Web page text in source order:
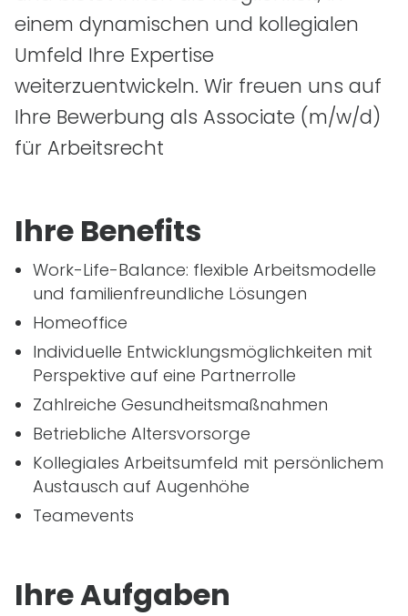
einem dynamischen und kollegialen
Umfeld Ihre Expertise
weiterzuentwickeln. Wir freuen uns auf
Ihre Bewerbung als Associate (m/w/d)
für Arbeitsrecht
Ihre Benefits
Work-Life-Balance: flexible Arbeitsmodelle
und familienfreundliche Lösungen
Homeoffice
Individuelle Entwicklungsmöglichkeiten mit
Perspektive auf eine Partnerrolle
Zahlreiche Gesundheitsmaßnahmen
Betriebliche Altersvorsorge
Kollegiales Arbeitsumfeld mit persönlichem
Austausch auf Augenhöhe
Teamevents
Ihre Aufgaben